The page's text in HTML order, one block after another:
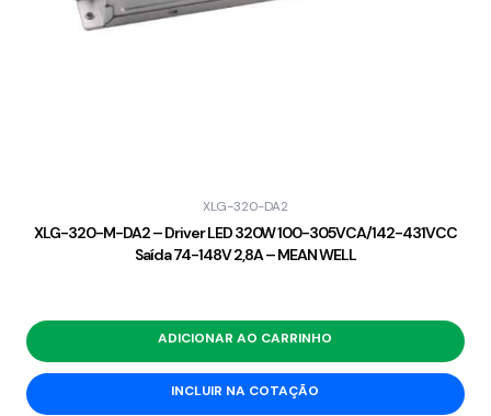
XLG-320-DA2
XLG-320-M-DA2 – Driver LED 320W 100-305VCA/142-431VCC
Saída 74-148V 2,8A – MEAN WELL
ADICIONAR AO CARRINHO
INCLUIR NA COTAÇÃO